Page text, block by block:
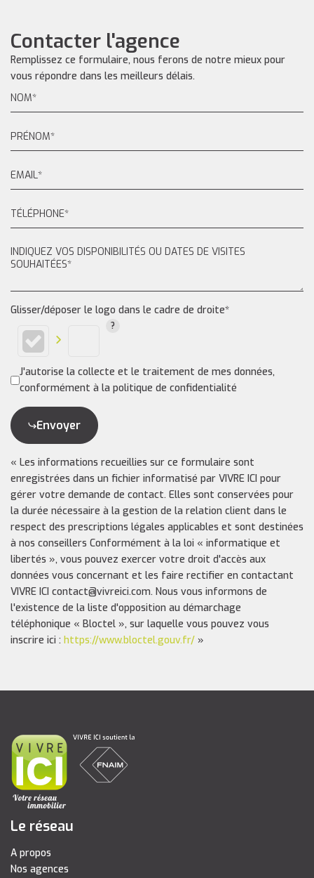
Contacter l'agence
Remplissez ce formulaire, nous ferons de notre mieux pour
vous répondre dans les meilleurs délais.
Glisser/déposer le logo dans le cadre de droite*
J'autorise la collecte et le traitement de mes données,
conformément à la politique de confidentialité
Envoyer
« Les informations recueillies sur ce formulaire sont
enregistrées dans un fichier informatisé par VIVRE ICI pour
gérer votre demande de contact. Elles sont conservées pour
la durée nécessaire à la gestion de la relation client dans le
respect des prescriptions légales applicables et sont destinées
à nos conseillers Conformément à la loi « informatique et
libertés », vous pouvez exercer votre droit d'accès aux
données vous concernant et les faire rectifier en contactant
VIVRE ICI contact@vivreici.com. Nous vous informons de
l'existence de la liste d'opposition au démarchage
téléphonique « Bloctel », sur laquelle vous pouvez vous
inscrire ici : https://www.bloctel.gouv.fr/ »
Le réseau
A propos
Nos agences